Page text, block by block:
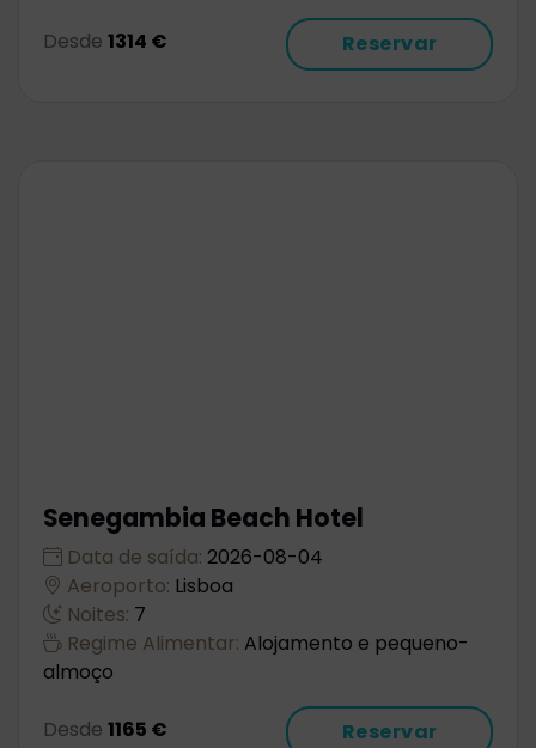
Desde 1314 € Reservar
Senegambia Beach Hotel
Data de saída: 2026-08-04
Aeroporto: Lisboa
Noites: 7
Regime Alimentar: Alojamento e pequeno-
almoço
Desde 1165 € Reservar